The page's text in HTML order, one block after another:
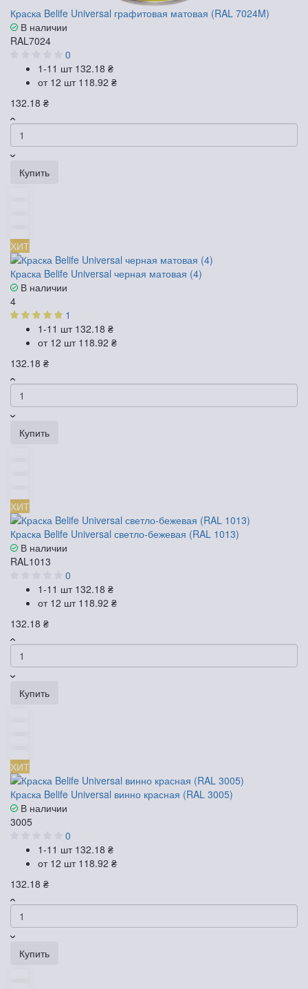
Краска Belife Universal графитовая матовая (RAL 7024M)
В наличии
RAL7024
0
1-11 шт 132.18 ₴
от 12 шт 118.92 ₴
132.18 ₴
Купить
ХИТ
Краска Belife Universal черная матовая (4)
В наличии
4
1
1-11 шт 132.18 ₴
от 12 шт 118.92 ₴
132.18 ₴
Купить
ХИТ
Краска Belife Universal светло-бежевая (RAL 1013)
В наличии
RAL1013
0
1-11 шт 132.18 ₴
от 12 шт 118.92 ₴
132.18 ₴
Купить
ХИТ
Краска Belife Universal винно красная (RAL 3005)
В наличии
3005
0
1-11 шт 132.18 ₴
от 12 шт 118.92 ₴
132.18 ₴
Купить